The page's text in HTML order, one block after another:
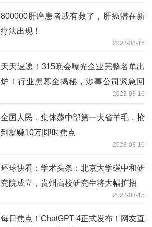
800000肝癌患者或有救了，肝癌潜在新
疗法出现！
2023-03-16
天天速递！315晚会曝光企业完整名单出
炉！行业黑幕全揭秘，涉事公司紧急回
2023-03-16
全国人民，集体薅中部第一大省羊毛，抢
到就赚10万|即时焦点
2023-03-16
环球快看：学术头条：北京大学碳中和研
究院成立，贵州高校研究生将大幅扩招
2023-03-15
每日焦点！ChatGPT-4正式发布！网友直